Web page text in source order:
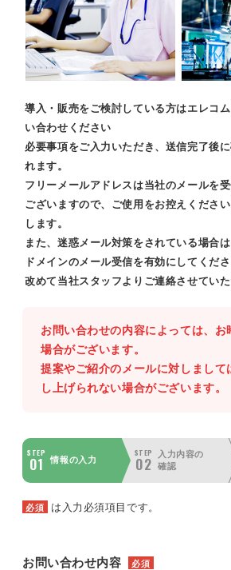
導入・販売をご検討している方はエレコ
い合わせください
必要事項をご入力いただき、送信完了後
れます。
フリーメールアドレスは当社のメールを
ございますので、ご使用をお控えくださ
します。
また、迷惑メール対策をされている場合
ドメインのメール受信を有効にしてくださ
改めて当社スタッフよりご連絡させていた
お問い合わせの内容によっては、お
場合がございます。
提案やご紹介のメールに対しまして
し上げられない場合がございます。
STEP
01 情報の入力
STEP
02
入力内容の
確認
必須 は入力必須項目です。
お問い合わせ内容 必須